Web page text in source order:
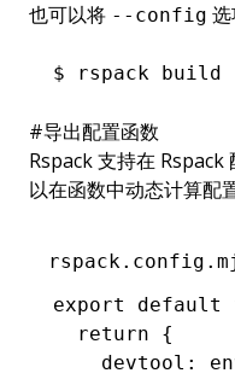
也可以将 --config
$ rspack build
#导出配置函数
Rspack 支持在 Rspack
以在函数中动态计算配
export
default
  return
{
    devtool
: